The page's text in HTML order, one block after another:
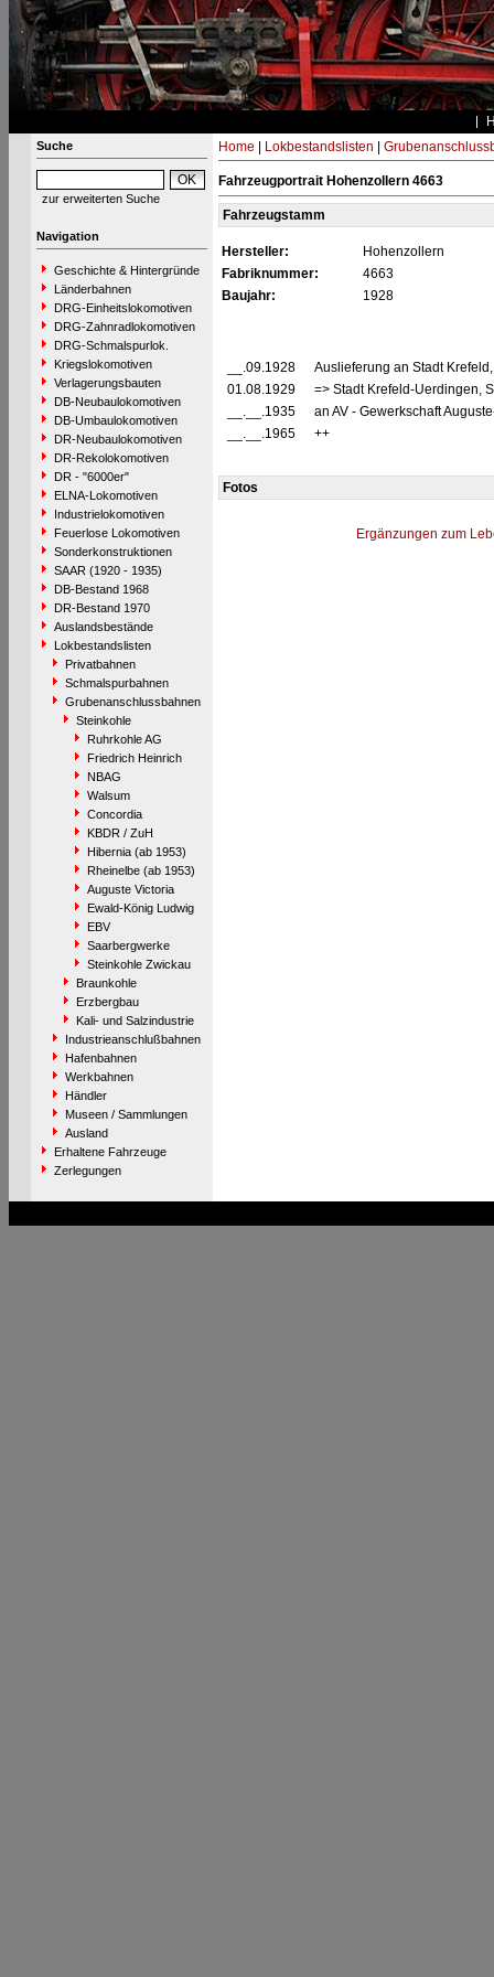
Suche
zur erweiterten Suche
Navigation
Geschichte & Hintergründe
Länderbahnen
DRG-Einheitslokomotiven
DRG-Zahnradlokomotiven
DRG-Schmalspurlok.
Kriegslokomotiven
Verlagerungsbauten
DB-Neubaulokomotiven
DB-Umbaulokomotiven
DR-Neubaulokomotiven
DR-Rekolokomotiven
DR - "6000er"
ELNA-Lokomotiven
Industrielokomotiven
Feuerlose Lokomotiven
Sonderkonstruktionen
SAAR (1920 - 1935)
DB-Bestand 1968
DR-Bestand 1970
Auslandsbestände
Lokbestandslisten
Privatbahnen
Schmalspurbahnen
Grubenanschlussbahnen
Steinkohle
Ruhrkohle AG
Friedrich Heinrich
NBAG
Walsum
Concordia
KBDR / ZuH
Hibernia (ab 1953)
Rheinelbe (ab 1953)
Auguste Victoria
Ewald-König Ludwig
EBV
Saarbergwerke
Steinkohle Zwickau
Braunkohle
Erzbergbau
Kali- und Salzindustrie
Industrieanschlußbahnen
Hafenbahnen
Werkbahnen
Händler
Museen / Sammlungen
Ausland
Erhaltene Fahrzeuge
Zerlegungen
Home Lokbestandslisten
Fahrzeugportrait Hohenzollern 4663
Fahrzeugstamm
Hersteller:
Hohenzollern
Fabriknummer:
4663
Baujahr:
1928
__.09.1928
Auslieferung an Stadt
01.08.1929
=> Stadt Krefeld-Uerdingen,
__.__.1935
an AV - Gewerkschaft
__.__.1965
++
Fotos
Ergänzungen zum